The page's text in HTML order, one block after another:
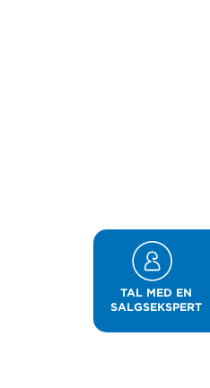
TAL MED EN
SALGSEKSPERT